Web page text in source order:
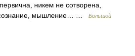
никем не сотворена,
сознание, мышление… …
Большой